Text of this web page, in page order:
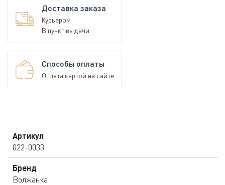
Доставка заказа
Курьером
В пункт выдачи
Способы оплаты
Оплата картой на сайте
Артикул
022-0033
Бренд
Волжанка